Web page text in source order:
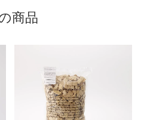
商品